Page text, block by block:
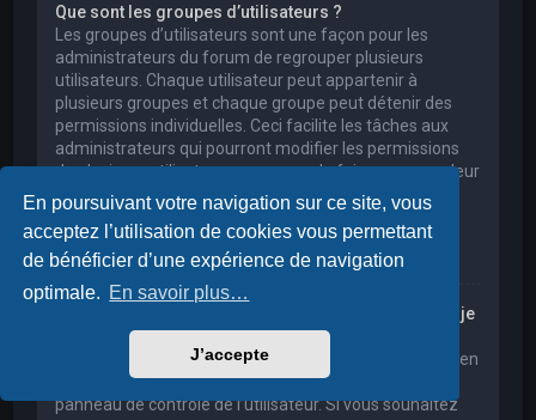
En poursuivant votre navigation sur ce site, vous
acceptez l’utilisation de cookies vous permettant
de bénéficier d’une expérience de navigation
optimale. En savoir plus…
J’accepte
Que sont les groupes d’utilisateurs ?
Les groupes d’utilisateurs sont une façon pour les
administrateurs du forum de regrouper plusieurs
utilisateurs. Chaque utilisateur peut appartenir à
plusieurs groupes et chaque groupe peut détenir des
permissions individuelles. Ceci facilite les tâches aux
administrateurs qui pourront modifier les permissions
de plusieurs utilisateurs en une seule fois, ou encore leur
accorder des pouvoirs de modération, ou bien leur
donner accès à un forum privé.
Haut
Où sont les groupes d’utilisateurs et comment puis-je
en rejoindre un ?
Vous pouvez consulter tous les groupes d’utilisateurs en
cliquant sur le lien « Groupes d’utilisateurs » depuis le
panneau de contrôle de l’utilisateur. Si vous souhaitez